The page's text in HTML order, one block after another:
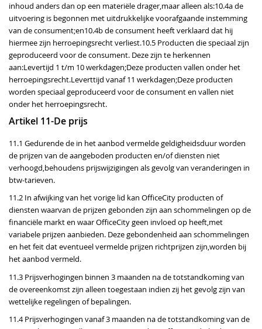
inhoud anders dan op een materiële drager,maar alleen als:10.4a de
uitvoering is begonnen met uitdrukkelijke voorafgaande instemming
van de consument;en10.4b de consument heeft verklaard dat hij
hiermee zijn herroepingsrecht verliest.10.5 Producten die speciaal zijn
geproduceerd voor de consument. Deze zijn te herkennen
aan:Levertijd 1 t/m 10 werkdagen;Deze producten vallen onder het
herroepingsrecht.Leverttijd vanaf 11 werkdagen;Deze producten
worden speciaal geproduceerd voor de consument en vallen niet
onder het herroepingsrecht.
Artikel 11-De prijs
11.1 Gedurende de in het aanbod vermelde geldigheidsduur worden
de prijzen van de aangeboden producten en/of diensten niet
verhoogd,behoudens prijswijzigingen als gevolg van veranderingen in
btw-tarieven.
11.2 In afwijking van het vorige lid kan OfficeCity producten of
diensten waarvan de prijzen gebonden zijn aan schommelingen op de
financiële markt en waar OfficeCity geen invloed op heeft,met
variabele prijzen aanbieden. Deze gebondenheid aan schommelingen
en het feit dat eventueel vermelde prijzen richtprijzen zijn,worden bij
het aanbod vermeld.
11.3 Prijsverhogingen binnen 3 maanden na de totstandkoming van
de overeenkomst zijn alleen toegestaan indien zij het gevolg zijn van
wettelijke regelingen of bepalingen.
11.4 Prijsverhogingen vanaf 3 maanden na de totstandkoming van de